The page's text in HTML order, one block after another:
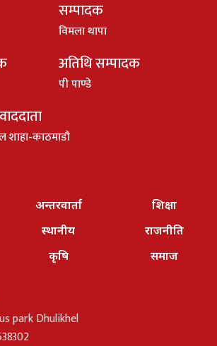
सम्पादक
विमला थापा
अतिथि सम्पादक
पी पाण्डे
शाहा-काठमाडौ
अन्तरवार्ता
स्थानीय
कृषि
शिक्षा
राजनीति
समाज
park Dhulikhel